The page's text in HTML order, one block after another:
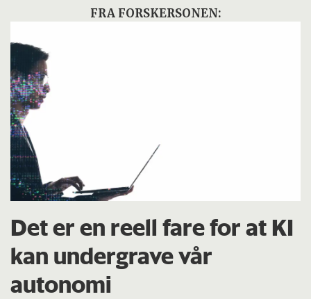
FRA FORSKERSONEN:
Det er en reell fare for at KI
kan undergrave vår
autonomi